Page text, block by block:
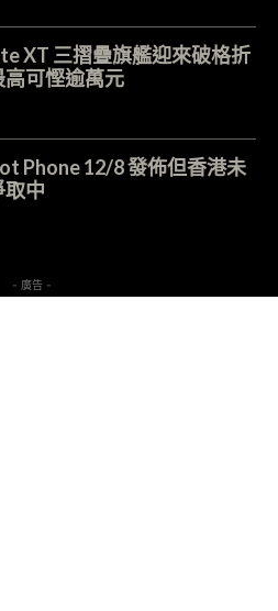
XT 三摺疊旗艦迎來破格折
可慳逾萬元
Phone 12/8 發佈但香港未
中
- 廣告 -